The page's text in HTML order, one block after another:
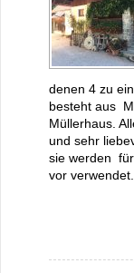
denen 4 zu
besteht aus
Müllerhaus.
und sehr
sie werden
vor